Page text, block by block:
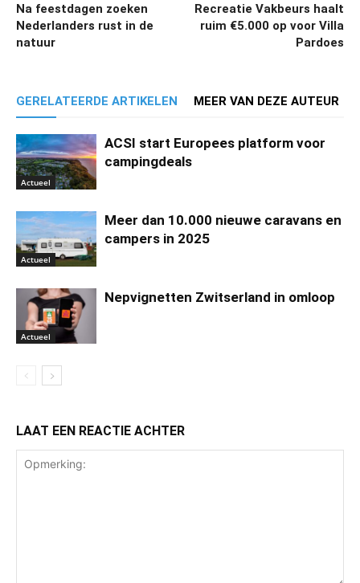
Na feestdagen zoeken
Nederlanders rust in de
natuur
Recreatie Vakbeurs haalt
ruim €5.000 op voor Villa
Pardoes
GERELATEERDE ARTIKELEN MEER VAN DEZE AUTEUR
Actueel
ACSI start Europees platform voor
campingdeals
Actueel
Meer dan 10.000 nieuwe caravans en
campers in 2025
Actueel
Nepvignetten Zwitserland in omloop
LAAT EEN REACTIE ACHTER